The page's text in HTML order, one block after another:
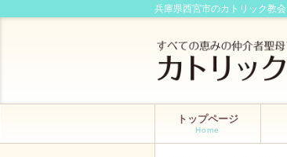
兵庫県西宮市のカトリック教会
トップページ
Home